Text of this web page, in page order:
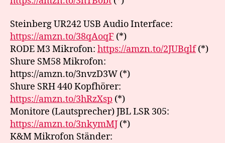
Steinberg UR242 USB Audio Interface:
https://amzn.to/38qAoqF (*)
RODE M3 Mikrofon: https://amzn.to/2JUBqlf(*)
Shure SM58 Mikrofon:
https://amzn.to/3nvzD3W (*)
Shure SRH 440 Kopfhörer:
https://amzn.to/3hRzXsp (*)
Monitore (Lautsprecher) JBL LSR 305:
https://amzn.to/3nkymMJ (*)
K&M Mikrofon Ständer: